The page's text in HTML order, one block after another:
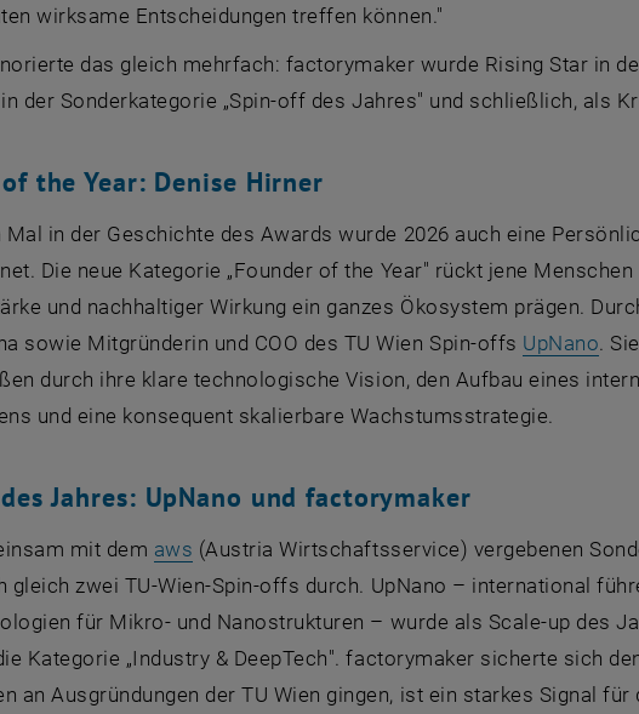
wirksame Entscheidungen treffen können."
das gleich mehrfach: factorymaker wurde Rising Star in
in der Sonderkategorie „Spin-off des Jahres" und schließlich, als
the Year: Denise Hirner
Mal in der Geschichte des Awards wurde 2026 auch eine
Die neue Kategorie „Founder of the Year" rückt jene
und nachhaltiger Wirkung ein ganzes Ökosystem prägen.
sowie Mitgründerin und COO des TU Wien Spin-offs UpNano ,.
durch ihre klare technologische Vision, den Aufbau eines
und eine konsequent skalierbare Wachstumsstrategie.
des Jahres: UpNano undfactorymaker
mit dem aws , öffnet eine externe URL in einem neuen
(Austria Wirtschaftsservice) vergebenen
gleich zwei TU-Wien-Spin-offs durch. UpNano – international
für Mikro- und Nanostrukturen – wurde als Scale-up des
Kategorie „Industry & DeepTech". factorymaker sicherte sich
an Ausgründungen der TU Wien gingen, ist ein starkes Signal